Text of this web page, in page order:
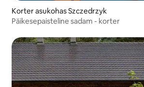
Korter asukohas Szczedrzyk
Päikesepaisteline sadam - korter